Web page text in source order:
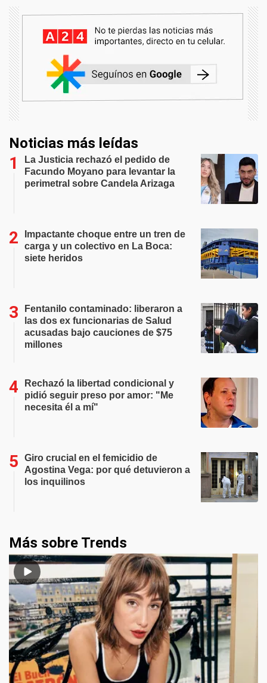
Noticias más leídas
La Justicia rechazó el pedido de
Facundo Moyano para levantar la
perimetral sobre Candela Arizaga
Impactante choque entre un tren de
carga y un colectivo en La Boca:
siete heridos
Fentanilo contaminado: liberaron a
las dos ex funcionarias de Salud
acusadas bajo cauciones de $75
millones
Rechazó la libertad condicional y
pidió seguir preso por amor: "Me
necesita él a mí"
Giro crucial en el femicidio de
Agostina Vega: por qué detuvieron a
los inquilinos
Más sobre Trends